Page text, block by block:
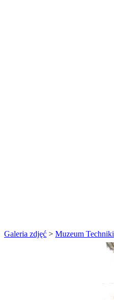
Galeria zdjęć > Muzeum Techniki